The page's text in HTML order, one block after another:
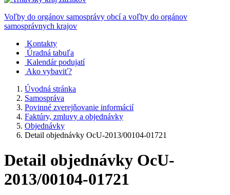
Voľby do orgánov samosprávy obcí a voľby do orgánov
samosprávnych krajov
Kontakty
Úradná tabuľa
Kalendár podujatí
Ako vybaviť?
Úvodná stránka
Samospráva
Povinné zverejňovanie informácií
Faktúry, zmluvy a objednávky
Objednávky
Detail objednávky OcU-2013/00104-01721
Detail objednávky OcU-
2013/00104-01721